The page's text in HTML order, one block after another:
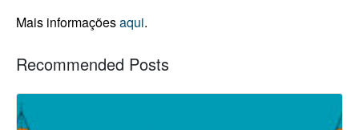
Mais informaçõesaqui.
Recommended Posts